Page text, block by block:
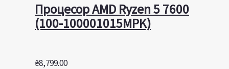
Процесор AMD Ryzen 5 7600
(100-100001015MPK)
₴8,799.00